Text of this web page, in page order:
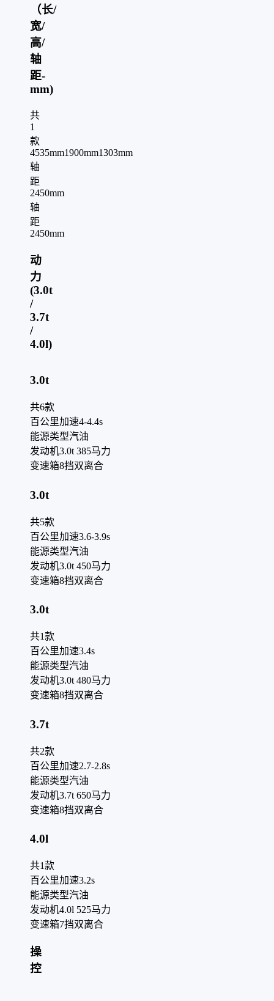
（长/
宽/
高/
轴
距-
mm)
共
1
款
4535mm1900mm1303mm
轴
距
2450mm
轴
距
2450mm
动
力
(3.0t
/
3.7t
/
4.0l)
3.0t
共6款
百公里加速4-4.4s
能源类型汽油
发动机3.0t 385马力
变速箱8挡双离合
3.0t
共5款
百公里加速3.6-3.9s
能源类型汽油
发动机3.0t 450马力
变速箱8挡双离合
3.0t
共1款
百公里加速3.4s
能源类型汽油
发动机3.0t 480马力
变速箱8挡双离合
3.7t
共2款
百公里加速2.7-2.8s
能源类型汽油
发动机3.7t 650马力
变速箱8挡双离合
4.0l
共1款
百公里加速3.2s
能源类型汽油
发动机4.0l 525马力
变速箱7挡双离合
操
控